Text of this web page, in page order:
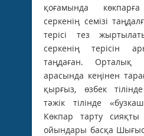
қоғамында
серкенің семізі
терісі тез
серкенің терісін
таңдаған. Орталық
арасында кеңінен
қырғыз, өзбек
тәжік тілінде
Көкпар тарту
ойындары басқа